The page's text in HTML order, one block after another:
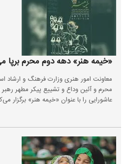
«خیمه هنر» دهه دوم محرم برپا
معاونت امور هنری وزارت فرهنگ و ارشاد
محرم و آئین وداع و تشییع پیکر مطهر
عاشورایی را با عنوان «خیمه هنر» برگزار